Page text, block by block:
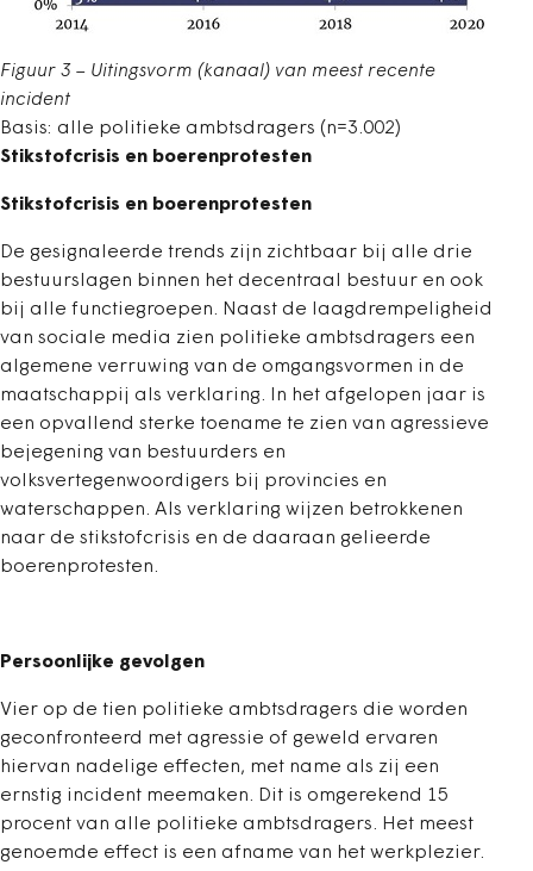
Figuur 3 – Uitingsvorm (kanaal) van meest recente
incident
Basis: alle politieke ambtsdragers (n=3.002)
Stikstofcrisis en boerenprotesten
Stikstofcrisis en boerenprotesten
De gesignaleerde trends zijn zichtbaar bij alle drie
bestuurslagen binnen het decentraal bestuur en ook
bij alle functiegroepen. Naast de laagdrempeligheid
van sociale media zien politieke ambtsdragers een
algemene verruwing van de omgangsvormen in de
maatschappij als verklaring. In het afgelopen jaar is
een opvallend sterke toename te zien van agressieve
bejegening van bestuurders en
volksvertegenwoordigers bij provincies en
waterschappen. Als verklaring wijzen betrokkenen
naar de stikstofcrisis en de daaraan gelieerde
boerenprotesten.
Persoonlijke gevolgen
Vier op de tien politieke ambtsdragers die worden
geconfronteerd met agressie of geweld ervaren
hiervan nadelige effecten, met name als zij een
ernstig incident meemaken. Dit is omgerekend 15
procent van alle politieke ambtsdragers. Het meest
genoemde effect is een afname van het werkplezier.